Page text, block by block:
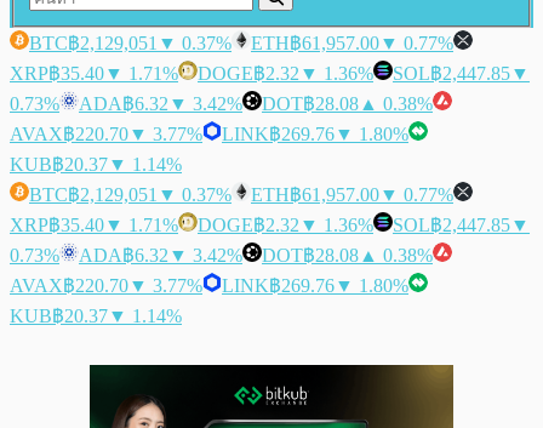
BTC฿2,129,051 ▼ 0.37% ETH฿61,957.00▼ 0.77%
XRP฿35.40▼ 1.71% DOGE฿2.32 ▼ 1.36% SOL฿2,447.85▼
0.73%
ADA฿6.32 ▼ 3.42% DOT฿28.08 ▲ 0.38%
AVAX฿220.70▼ 3.77% LINK฿269.76▼ 1.80%
KUB฿20.37▼ 1.14%
BTC฿2,129,051 ▼ 0.37% ETH฿61,957.00▼ 0.77%
XRP฿35.40▼ 1.71% DOGE฿2.32 ▼ 1.36% SOL฿2,447.85▼
0.73%
ADA฿6.32 ▼ 3.42% DOT฿28.08 ▲ 0.38%
AVAX฿220.70▼ 3.77% LINK฿269.76▼ 1.80%
KUB฿20.37▼ 1.14%